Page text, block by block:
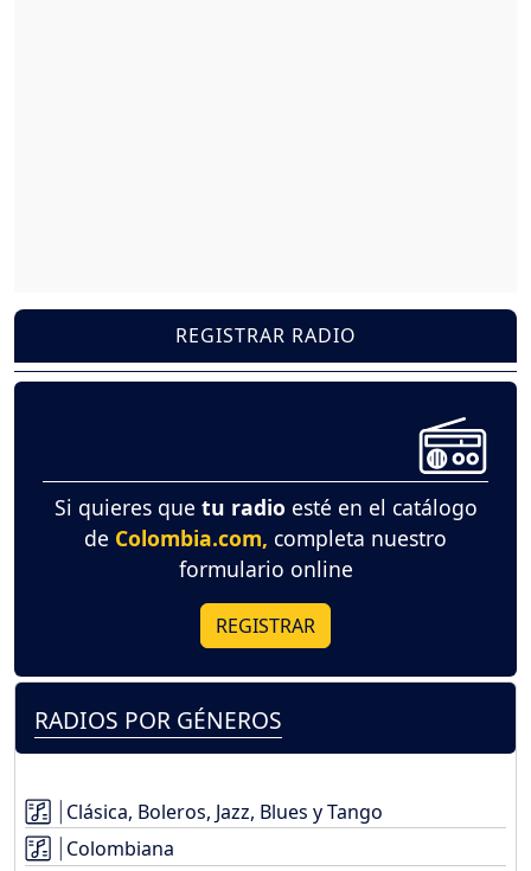
REGISTRAR RADIO
Si quieres que tu radio esté en el catálogo
de Colombia.com, completa nuestro
formulario online
REGISTRAR
RADIOS POR GÉNEROS
Clásica, Boleros, Jazz, Blues y Tango
Colombiana